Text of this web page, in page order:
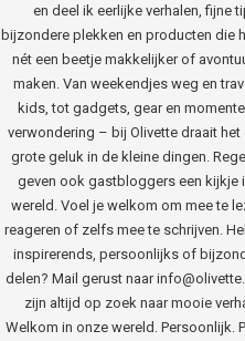
en deel ik eerlijke verhalen, fijne
bijzondere plekken en producten die
nét een beetje makkelijker of
maken. Van weekendjes weg en
kids, tot gadgets, gear en
verwondering – bij Olivette draait het
grote geluk in de kleine dingen.
geven ook gastbloggers een kijkje
wereld. Voel je welkom om mee te
reageren of zelfs mee te schrijven.
inspirerends, persoonlijks of
delen? Mail gerust naar
zijn altijd op zoek naar mooie
Welkom in onze wereld. Persoonlijk.